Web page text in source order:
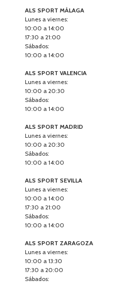
ALS SPORT MÁLAGA
Lunes a viernes:
10:00 a 14:00
17:30 a 21:00
Sábados:
10:00 a 14:00
ALS SPORT VALENCIA
Lunes a viernes:
10:00 a 20:30
Sábados:
10:00 a 14:00
ALS SPORT MADRID
Lunes a viernes:
10:00 a 20:30
Sábados:
10:00 a 14:00
ALS SPORT SEVILLA
Lunes a viernes:
10:00 a 14:00
17:30 a 21:00
Sábados:
10:00 a 14:00
ALS SPORT ZARAGOZA
Lunes a viernes:
10:00 a 13:30
17:30 a 20:00
Sábados: